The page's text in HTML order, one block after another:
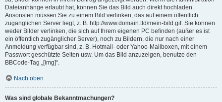
Dateianhänge erlaubt hat, können Sie das Bild auch direkt hochladen.
Ansonsten müssen Sie zu einem Bild verlinken, das auf einem öffentlich
zugänglichen Server liegt, z. B. http://www.domain.tld/mein-bild.gif. Sie können
weder Bilder verlinken, die sich auf Ihrem eigenen PC befinden (außer es ist
ein öffentlich zugänglicher Server), noch zu Bildern, die nur nach einer
Anmeldung verfügbar sind, z. B. Hotmail- oder Yahoo-Mailboxen, mit einem
Passwort geschützte Seiten usw. Um das Bild anzuzeigen, benutze den
BBCode-Tag „[img]“.
Nach oben
Was sind globale Bekanntmachungen?